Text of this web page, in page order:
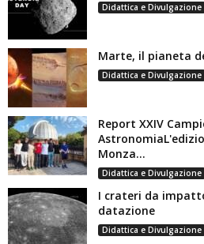
Didattica e Divulgazione
Marte, il pianeta
Didattica e Divulgazione
Report XXIV
Monza...
Didattica e Divulgazione
I crateri da
datazione
Didattica e Divulgazione